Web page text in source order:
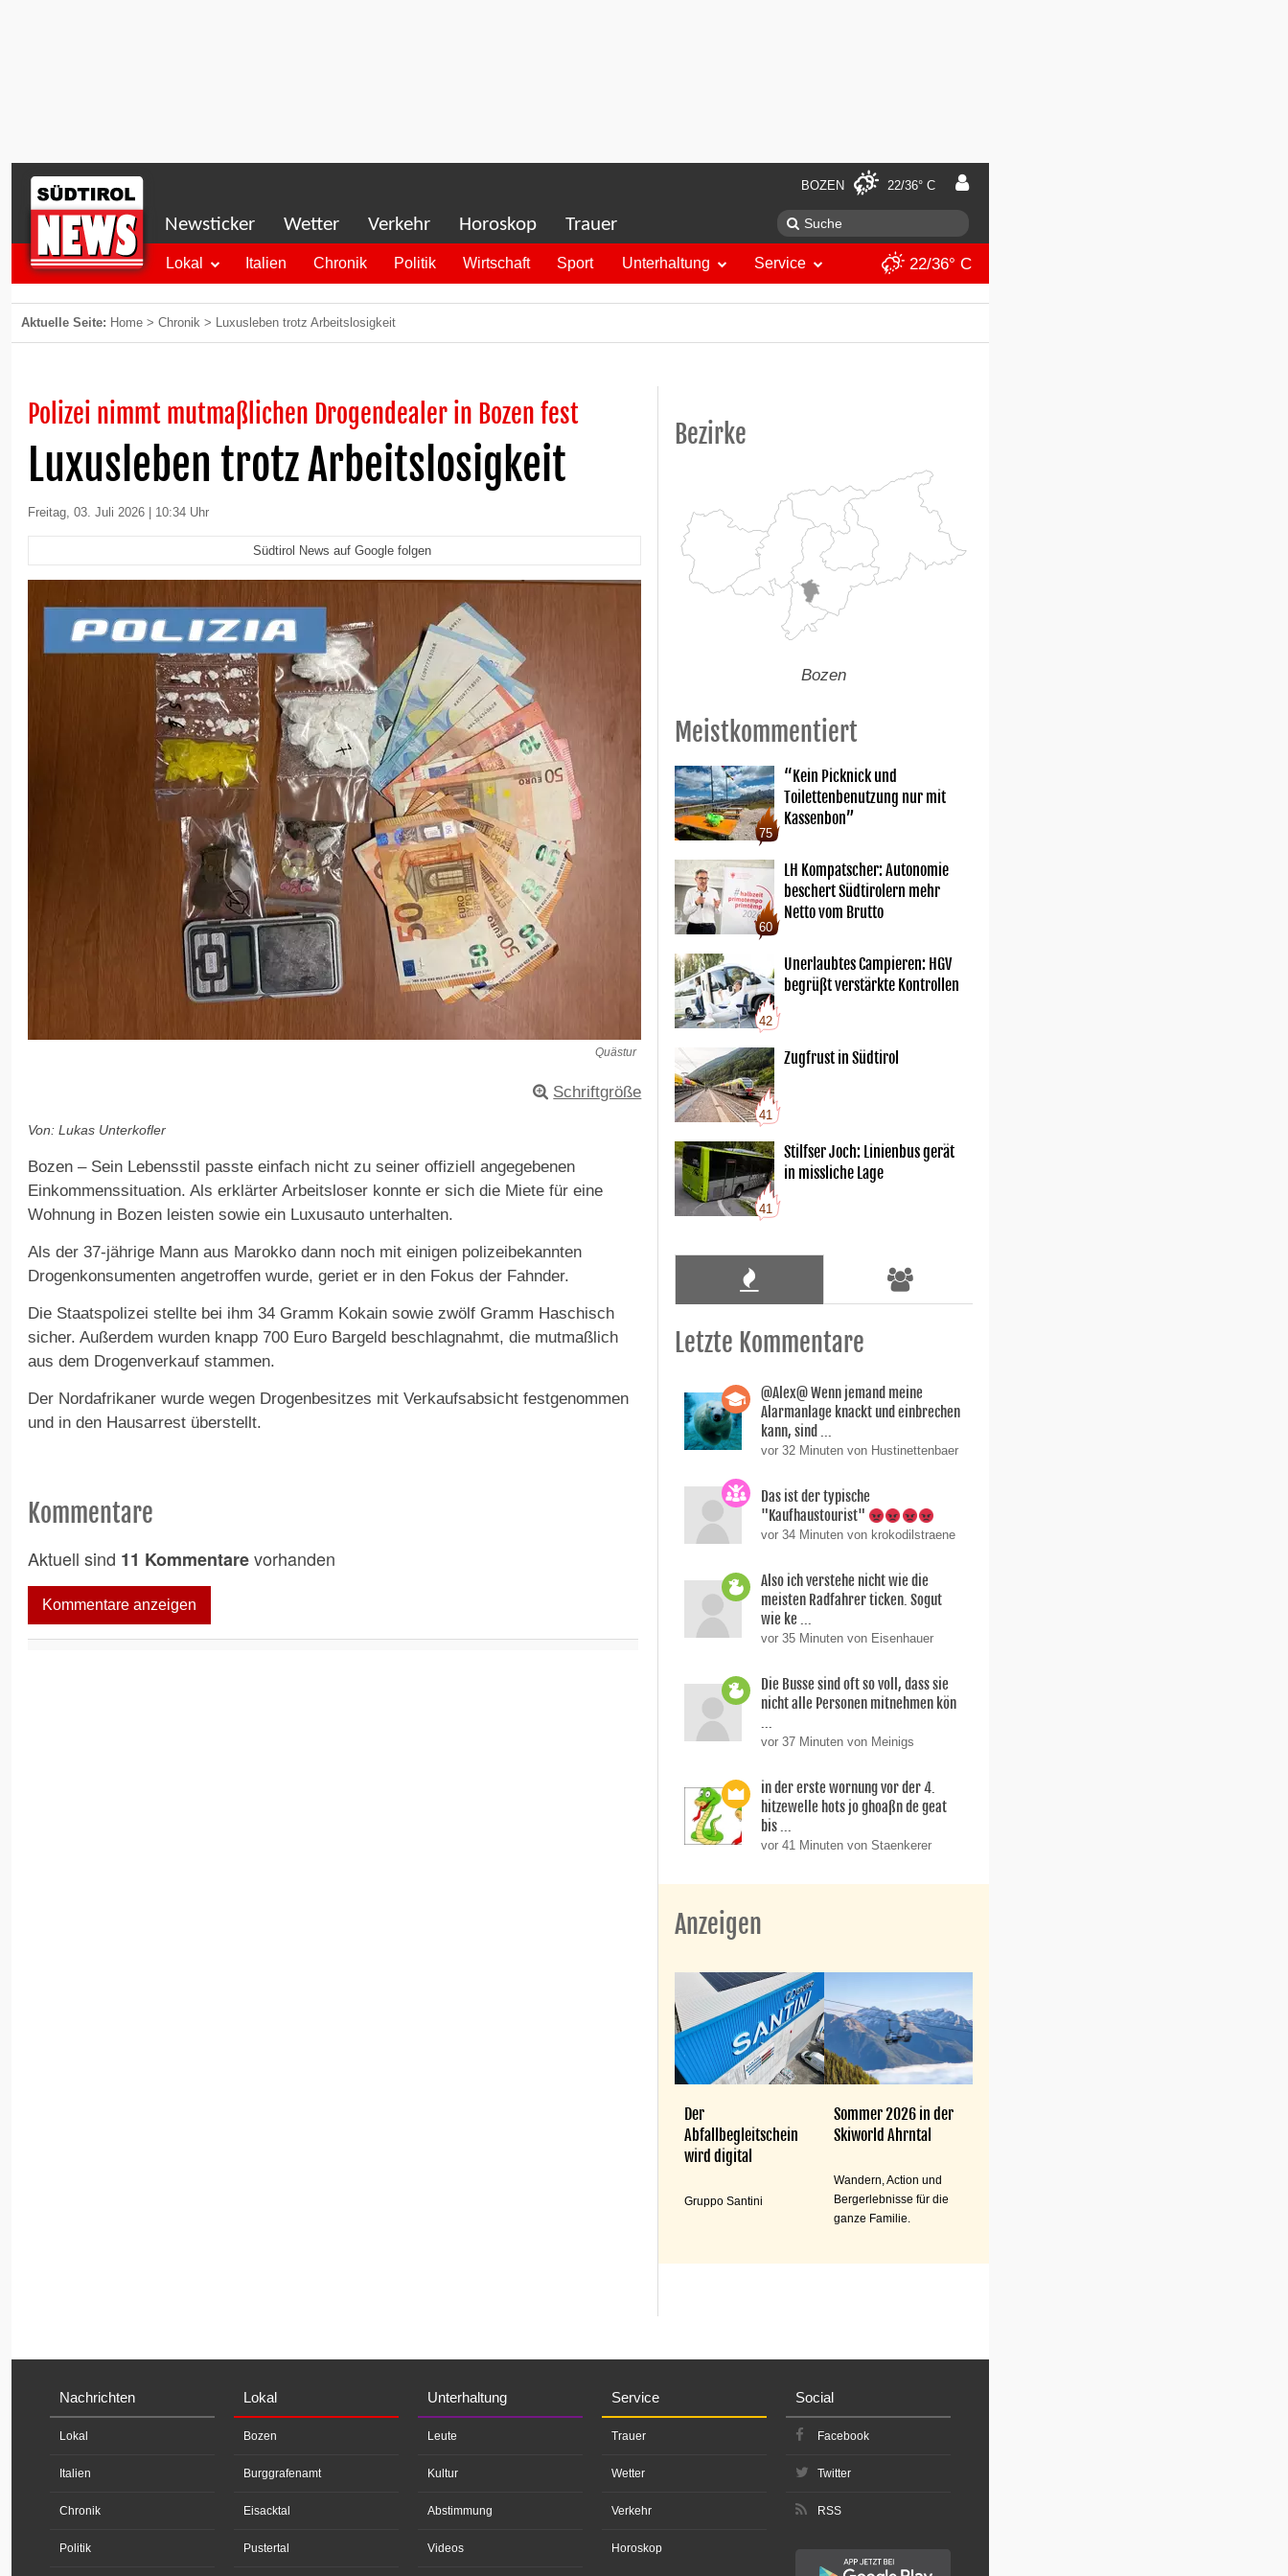
BOZEN 22/36° C
Newsticker Wetter Verkehr Horoskop Trauer
Lokal Italien Chronik Politik Wirtschaft Sport Unterhaltung Service 22/36° C
Aktuelle Seite: Home > Chronik > Luxusleben trotz Arbeitslosigkeit
Polizei nimmt mutmaßlichen Drogendealer in Bozen fest
Luxusleben trotz Arbeitslosigkeit
Freitag, 03. Juli 2026 | 10:34 Uhr
Südtirol News auf Google folgen
Quästur
Schriftgröße
Von: Lukas Unterkofler
Bozen – Sein Lebensstil passte einfach nicht zu seiner offiziell angegebenen
Einkommenssituation. Als erklärter Arbeitsloser konnte er sich die Miete für eine
Wohnung in Bozen leisten sowie ein Luxusauto unterhalten.
Als der 37-jährige Mann aus Marokko dann noch mit einigen polizeibekannten
Drogenkonsumenten angetroffen wurde, geriet er in den Fokus der Fahnder.
Die Staatspolizei stellte bei ihm 34 Gramm Kokain sowie zwölf Gramm Haschisch
sicher. Außerdem wurden knapp 700 Euro Bargeld beschlagnahmt, die mutmaßlich
aus dem Drogenverkauf stammen.
Der Nordafrikaner wurde wegen Drogenbesitzes mit Verkaufsabsicht festgenommen
und in den Hausarrest überstellt.
Kommentare
Aktuell sind 11 Kommentarevorhanden
Kommentare anzeigen
Bezirke
Bozen
Meistkommentiert
75
“Kein Picknick und
Toilettenbenutzung nur mit
Kassenbon”
60
LH Kompatscher: Autonomie
beschert Südtirolern mehr
Netto vom Brutto
42
Unerlaubtes Campieren: HGV
begrüßt verstärkte Kontrollen
41
Zugfrust in Südtirol
41
Stilfser Joch: Linienbus gerät
in missliche Lage
Letzte Kommentare
@Alex@ Wenn jemand meine
Alarmanlage knackt und einbrechen
kann, sind ...
vor 32 Minuten von Hustinettenbaer
Das ist der typische
"Kaufhaustourist"
vor 34 Minuten von krokodilstraene
Also ich verstehe nicht wie die
meisten Radfahrer ticken. Sogut
wie ke ...
vor 35 Minuten von Eisenhauer
Die Busse sind oft so voll, dass sie
nicht alle Personen mitnehmen kön
...
vor 37 Minuten von Meinigs
in der erste wornung vor der 4.
hitzewelle hots jo ghoaßn de geat
bis ...
vor 41 Minuten von Staenkerer
Anzeigen
Der
Abfallbegleitschein
wird digital
Gruppo Santini
Sommer 2026 in der
Skiworld Ahrntal
Wandern, Action und
Bergerlebnisse für die
ganze Familie.
Nachrichten
Lokal
Italien
Chronik
Politik
Lokal
Bozen
Burggrafenamt
Eisacktal
Pustertal
Unterhaltung
Leute
Kultur
Abstimmung
Videos
Service
Trauer
Wetter
Verkehr
Horoskop
Social
Facebook
Twitter
RSS